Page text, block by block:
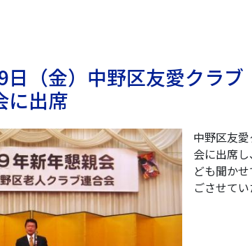
日（金）中野区友愛クラ
に出席
中野区友
会に出席
ども聞か
ごさせてい